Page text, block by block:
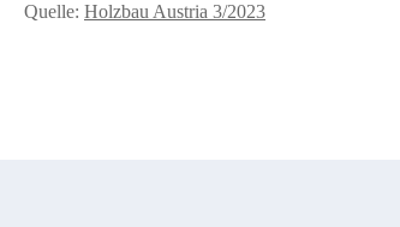
Quelle: Holzbau Austria 3/2023